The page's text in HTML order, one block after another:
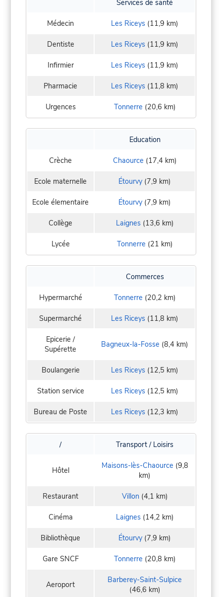
Services de santé
Médecin Les Riceys (11,9 km)
Dentiste Les Riceys (11,9 km)
Infirmier Les Riceys (11,9 km)
Pharmacie Les Riceys (11,8 km)
Urgences Tonnerre (20,6 km)
Education
Crèche Chaource (17,4 km)
Ecole maternelle Étourvy (7,9 km)
Ecole élementaire Étourvy (7,9 km)
Collège Laignes(13,6 km)
Lycée Tonnerre (21 km)
Commerces
Hypermarché Tonnerre (20,2 km)
Supermarché Les Riceys (11,8 km)
Epicerie /
Supérette
Bagneux-la-Fosse (8,4 km)
Boulangerie Les Riceys (12,5 km)
Station service Les Riceys (12,5 km)
Bureau de Poste Les Riceys (12,3 km)
/ Transport / Loisirs
Hôtel Maisons-lès-Chaource (9,8
km)
Restaurant Villon(4,1 km)
Cinéma Laignes(14,2 km)
Bibliothèque Étourvy (7,9 km)
Gare SNCF Tonnerre (20,8 km)
Aeroport
Barberey-Saint-Sulpice
(46,6 km)